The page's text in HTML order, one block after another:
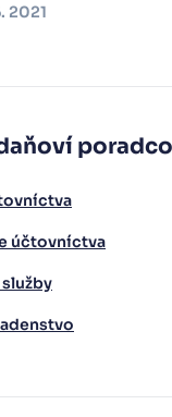
2021
účtovníctva